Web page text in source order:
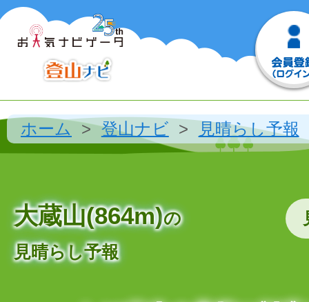
ホーム 登山ナビ 見晴らし予報
大蔵山(864m)の
見晴らし予報